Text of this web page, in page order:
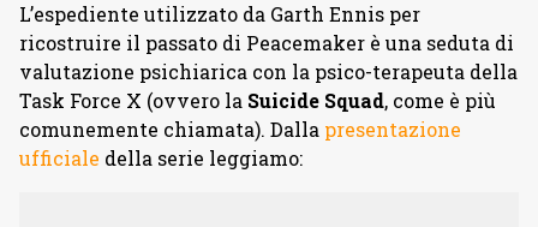
L’espediente utilizzato da Garth Ennis per
ricostruire il passato di Peacemaker è una seduta di
valutazione psichiarica con la psico-terapeuta della
Task Force X (ovvero la Suicide Squad, come è più
comunemente chiamata). Dalla presentazione
ufficiale della serie leggiamo: